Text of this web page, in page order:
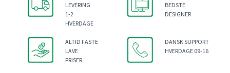
LEVERING
1-2
HVERDAGE
BEDSTE
DESIGNER
ALTID FASTE
LAVE
PRISER
DANSK SUPPORT
HVERDAGE 09-16